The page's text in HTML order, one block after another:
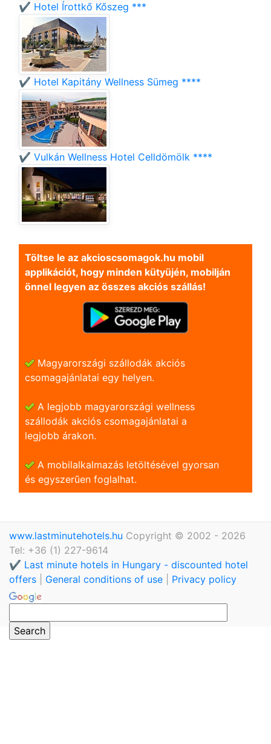
✔️ Hotel Írottkő Kőszeg ***
✔️ Hotel Kapitány Wellness Sümeg ****
✔️ Vulkán Wellness Hotel Celldömölk ****
Töltse le az akcioscsomagok.hu mobil
applikációt, hogy minden kütyüjén, mobilján
önnel legyen az összes akciós szállás!
Magyarországi szállodák akciós
csomagajánlatai egy helyen.
A legjobb magyarországi wellness
szállodák akciós csomagajánlatai a
legjobb árakon.
A mobilalkalmazás letöltésével gyorsan
és egyszerũen foglalhat.
www.lastminutehotels.hu Copyright © 2002 - 2026
Tel: +36 (1) 227-9614
✔️ Last minute hotels in Hungary - discounted hotel
offers
General conditions of use Privacy policy